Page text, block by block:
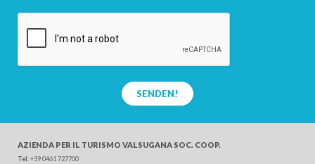
SENDEN!
AZIENDA PER IL TURISMO VALSUGANA SOC. COOP.
Tel . +39 0461 727700